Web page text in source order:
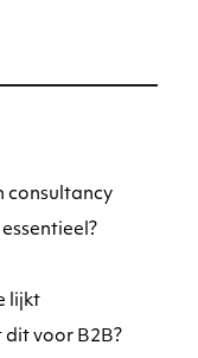
consultancy
lijkt
voor B2B?